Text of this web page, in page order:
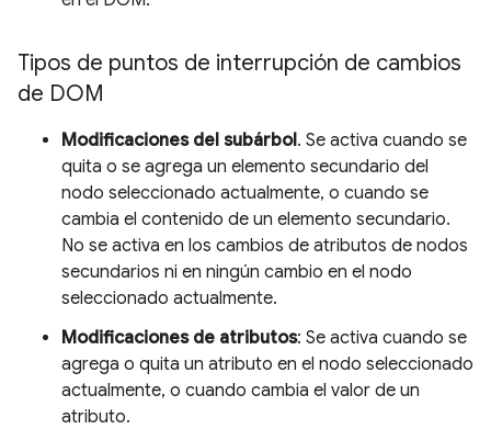
Tipos de puntos de interrupción de cambios
de DOM
Modificaciones del subárbol. Se activa cuando se
quita o se agrega un elemento secundario del
nodo seleccionado actualmente, o cuando se
cambia el contenido de un elemento secundario.
No se activa en los cambios de atributos de nodos
secundarios ni en ningún cambio en el nodo
seleccionado actualmente.
Modificaciones de atributos: Se activa cuando se
agrega o quita un atributo en el nodo seleccionado
actualmente, o cuando cambia el valor de un
atributo.